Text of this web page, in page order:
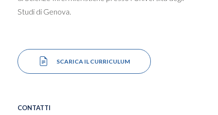
Studi di Genova.
SCARICA IL CURRICULUM
CONTATTI